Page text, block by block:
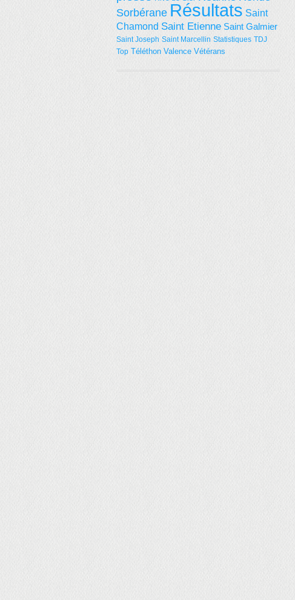
Sorbérane Résultats Saint
Chamond Saint Etienne Saint Galmier
Saint Joseph Saint Marcellin Statistiques TDJ
Top Téléthon Valence Vétérans